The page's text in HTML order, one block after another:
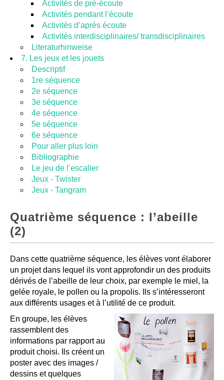
Activités de pré-écoute
Activités pendant l’écoute
Activités d’après écoute
Activités interdisciplinaires/ transdisciplinaires
Literaturhinweise
7. Les jeux et les jouets
Descriptif
1re séquence
2e séquence
3e séquence
4e séquence
5e séquence
6e séquence
Pour aller plus loin
Bibliographie
Le jeu de l’escalier
Jeux - Twister
Jeux - Tangram
Quatrième séquence : l’abeille
(2)
Dans cette quatrième séquence, les élèves vont élaborer
un projet dans lequel ils vont approfondir un des produits
dérivés de l’abeille de leur choix, par exemple le miel, la
gelée royale, le pollen ou la propolis. Ils s’intéresseront
aux différents usages et à l’utilité de ce produit.
En groupe, les élèves
rassemblent des
informations par rapport au
produit choisi. Ils créent un
poster avec des images /
dessins et quelques